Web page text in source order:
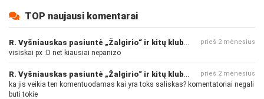
TOP naujausi komentarai
prieš 2 mėnesius
visiskai px :D net kiausiai nepanizo
prieš 2 mėnesius
ka jis veikia ten komentuodamas kai yra toks saliskas? komentatoriai negali
buti tokie